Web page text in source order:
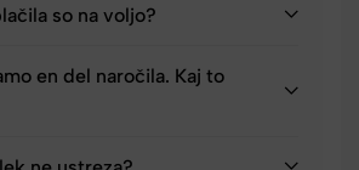
so na voljo?
en del naročila. Kaj to